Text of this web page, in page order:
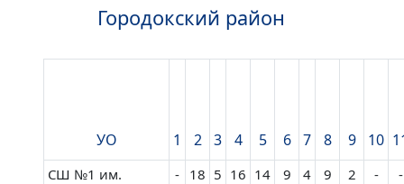
Городокский район
УО 1 2 3 4 5 6 7 8 9 10
СШ №1 им.
- 18 5 16 14 9 4 9 2 - -